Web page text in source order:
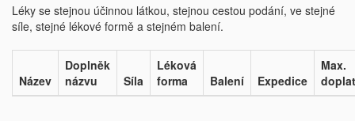
Léky se stejnou účinnou látkou, stejnou cestou podání, ve stejné
síle, stejné lékové formě a stejném balení.
Název
Doplněk
názvu
Síla
Léková
forma
Balení Expedice
Max.